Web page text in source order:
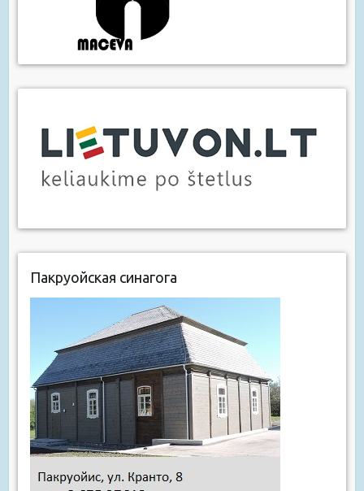
Пакруойская синагога